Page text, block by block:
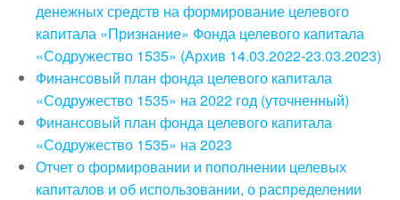
денежных средств на формирование целевого
капитала «Признание» Фонда целевого капитала
«Содружество 1535» (Архив 14.03.2022-23.03.2023)
Финансовый план фонда целевого капитала
«Содружество 1535» на 2022 год (уточненный)
Финансовый план фонда целевого капитала
«Содружество 1535» на 2023
Отчет о формировании и пополнении целевых
капиталов и об использовании, о распределении